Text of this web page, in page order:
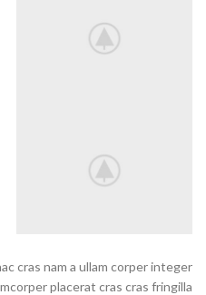
cras nam a ullam corper integer
placerat cras cras fringilla